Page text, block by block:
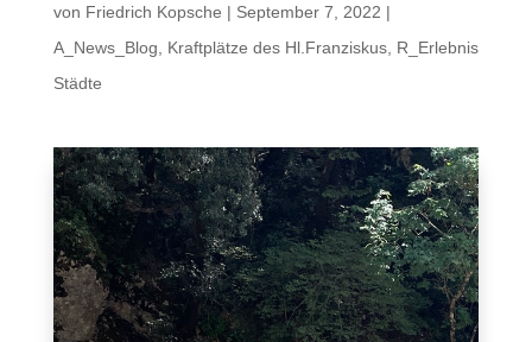
von Friedrich Kopsche | September 7, 2022 |
A_News_Blog
Kraftplätze des Hl.Franziskus, R_Erlebnis
Städte